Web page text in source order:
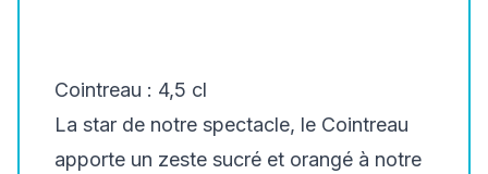
Cointreau : 4,5 cl
La star de notre spectacle, le Cointreau
apporte un zeste sucré et orangé à notre